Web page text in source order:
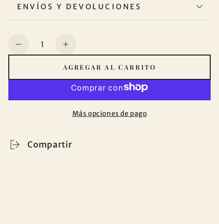
ENVÍOS Y DEVOLUCIONES
Cantidad
Reducir
Florencia
Aumentar
para
Juego
cama
con
Florencia
AGREGAR AL CARRITO
Más opciones de pago
Compartir